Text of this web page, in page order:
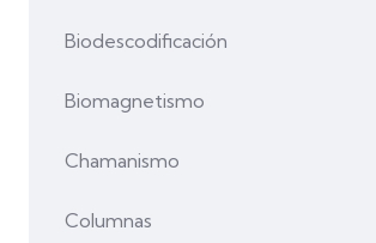
Biodescodificación
Biomagnetismo
Chamanismo
Columnas